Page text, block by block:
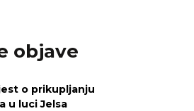
objave
o prikupljanju
u luci Jelsa